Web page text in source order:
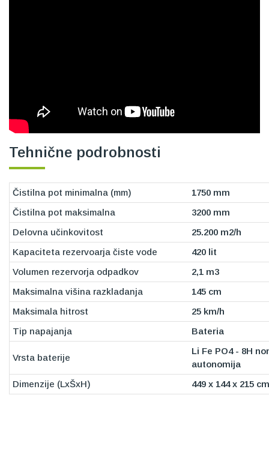
Tehnične podrobnosti
Čistilna pot minimalna (mm)
1750 mm
Čistilna pot maksimalna
3200 mm
Delovna učinkovitost
25.200 m2/h
Kapaciteta rezervoarja čiste vode
420 lit
Volumen rezervorja odpadkov
2,1 m3
Maksimalna višina razkladanja
145 cm
Maksimala hitrost
25 km/h
Tip napajanja
Bateria
Vrsta baterije
Li Fe PO4 - 8H
autonomija
Dimenzije (LxŠxH)
449 x 144 x 215 cm